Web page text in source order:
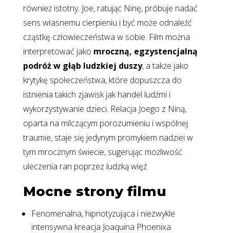
również istotny. Joe, ratując Ninę, próbuje nadać
sens własnemu cierpieniu i być może odnaleźć
cząstkę człowieczeństwa w sobie. Film można
interpretować jako mroczną, egzystencjalną
podróż w głąb ludzkiej duszy, a także jako
krytykę społeczeństwa, które dopuszcza do
istnienia takich zjawisk jak handel ludźmi i
wykorzystywanie dzieci. Relacja Joego z Niną,
oparta na milczącym porozumieniu i wspólnej
traumie, staje się jedynym promykiem nadziei w
tym mrocznym świecie, sugerując możliwość
uleczenia ran poprzez ludzką więź.
Mocne strony filmu
Fenomenalna, hipnotyzująca i niezwykle
intensywna kreacja Joaquina Phoenixa.